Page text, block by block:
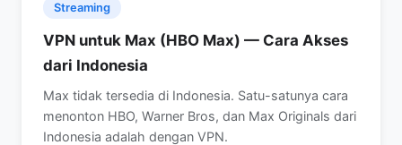
Streaming
VPN untuk Max (HBO Max) — Cara Akses
dari Indonesia
Max tidak tersedia di Indonesia. Satu-satunya cara
menonton HBO, Warner Bros, dan Max Originals dari
Indonesia adalah dengan VPN.